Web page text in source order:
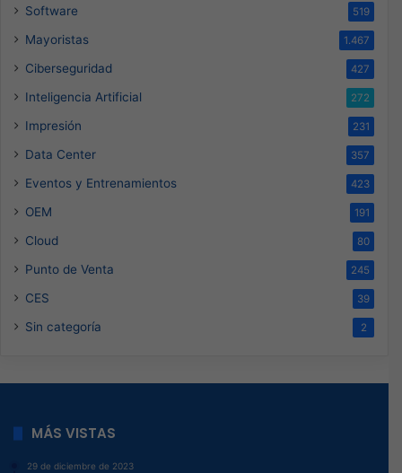
Software 519
Mayoristas 1.467
Ciberseguridad 427
Inteligencia Artificial 272
Impresión 231
Data Center 357
Eventos y Entrenamientos 423
OEM 191
Cloud 80
Punto de Venta 245
CES 39
Sin categoría 2
MÁS VISTAS
29 de diciembre de 2023